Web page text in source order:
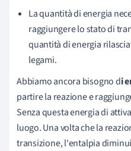
La quantità di energia
raggiungere lo stato di
quantità di energia
legami.
Abbiamo ancora bisogno di
partire la reazione e
Senza questa energia di
luogo. Una volta che la
transizione, l'entalpia